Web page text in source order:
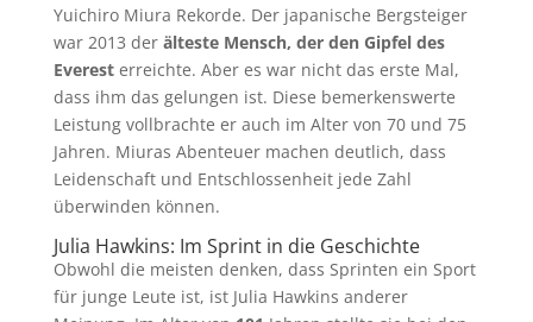
Yuichiro Miura Rekorde. Der japanische Bergsteiger
war 2013 der älteste Mensch, der den Gipfel des
Everesterreichte. Aber es war nicht das erste Mal,
dass ihm das gelungen ist. Diese bemerkenswerte
Leistung vollbrachte er auch im Alter von 70 und 75
Jahren. Miuras Abenteuer machen deutlich, dass
Leidenschaft und Entschlossenheit jede Zahl
überwinden können.
Julia Hawkins: Im Sprint in die Geschichte
Obwohl die meisten denken, dass Sprinten ein Sport
für junge Leute ist, ist Julia Hawkins anderer